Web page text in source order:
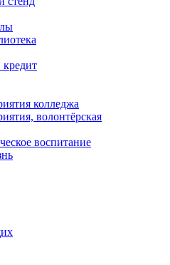
кредит
колледжа
волонтёрская
воспитание